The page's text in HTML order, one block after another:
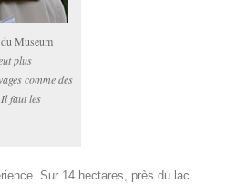
Museum
plus
comme des
faut les
Sur 14 hectares, près du lac